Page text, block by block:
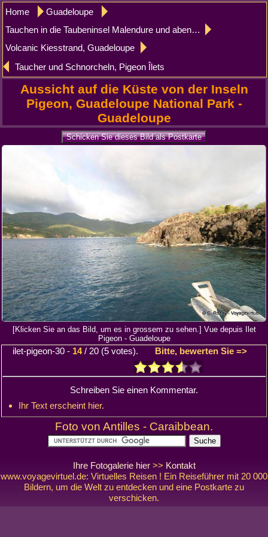
Home
Guadeloupe
Tauchen in die Taubeninsel Malendure und abends Lichter auf Pointe-Noire
Volcanic Kiesstrand, Guadeloupe
Taucher und Schnorcheln, Pigeon Îlets
Aussicht auf die Küste von der Inseln
Pigeon, Guadeloupe National Park -
Guadeloupe
[Klicken Sie an das Bild, um es in grossem zu sehen.] Vue depuis Ilet
Pigeon - Guadeloupe
ilet-pigeon-30 - 14/ 20 (5 votes). Bitte, bewerten Sie =>
Schreiben Sie einen Kommentar.
Ihr Text erscheint hier.
Foto von Antilles - Caraibbean.
Ihre Fotogalerie hier>> Kontakt
www.voyagevirtuel.de: Virtuelles Reisen ! Ein Reiseführer mit 20 000
Bildern, um die Welt zu entdecken und eine Postkarte zu
verschicken.